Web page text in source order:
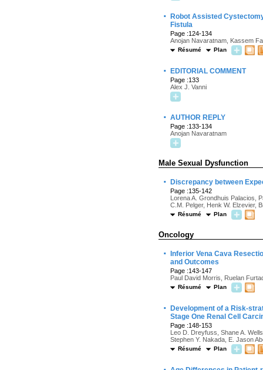
·
Robot Assisted
Fistula
Page :124-134
Anojan Navaratnam, Kassem
Résumé Plan
· EDITORIAL COMMENT
Page :133
Alex J. Vanni
· AUTHOR REPLY
Page :133-134
Anojan Navaratnam
Male Sexual Dysfunction
· Discrepancy between
Page :135-142
Lorena A. Grondhuis Palacios,
C.M. Pelger, Henk W. Elzevier,
Résumé Plan
Oncology
·
Inferior Vena Cava
and Outcomes
Page :143-147
Paul David Morris, Ruelan
Résumé Plan
·
Development of a Risk-
Stage One Renal Cell
Page :148-153
Leo D. Dreyfuss, Shane A.
Stephen Y. Nakada, E. Jason
Résumé Plan